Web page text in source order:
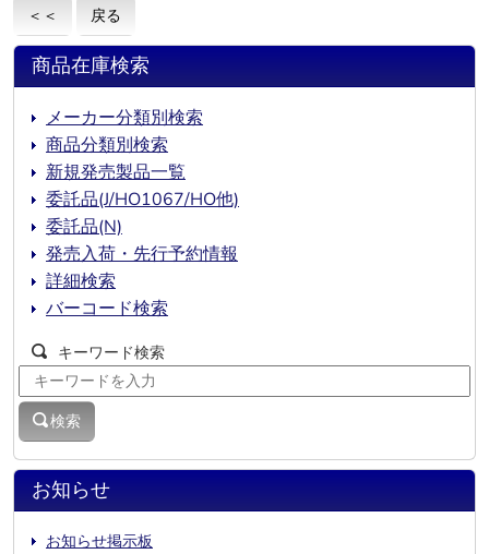
＜＜ 戻る
お知らせ
お知らせ掲示板
商品在庫検索
メーカー分類別検索
商品分類別検索
新規発売製品一覧
委託品(J/HO1067/HO他)
委託品(N)
発売入荷・先行予約情報
詳細検索
バーコード検索
キーワード検索
検索